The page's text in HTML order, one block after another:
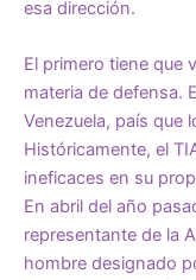
esa dirección.
El primero tiene que
materia de defensa.
Venezuela, país que
Históricamente, el
ineficaces en su
En abril del año
representante de la
hombre designado